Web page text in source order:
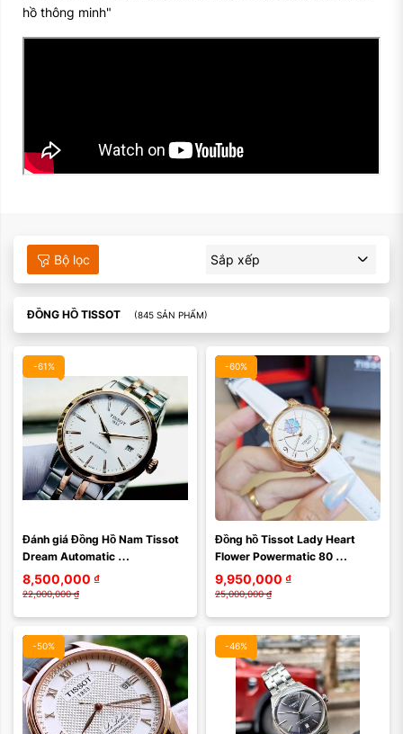
hồ thông minh"
Bộ lọc Sắp xếp
ĐỒNG HỒ TISSOT (845 SẢN PHẨM)
-61%
Đánh giá Đồng Hồ Nam Tissot
Dream Automatic
T129.407.22.031.00 – Thanh
Lịch, Sang Trọng Với Bộ ...
8,500,000 ₫
22,000,000 ₫
-60%
Đồng hồ Tissot Lady Heart
Flower Powermatic 80
T050.207.37.017.05 – Vẻ Đẹp
Hoa Lệ Từ Trái Tim ...
9,950,000 ₫
25,000,000 ₫
-50%
Màu mặt:
Xóa
-46%